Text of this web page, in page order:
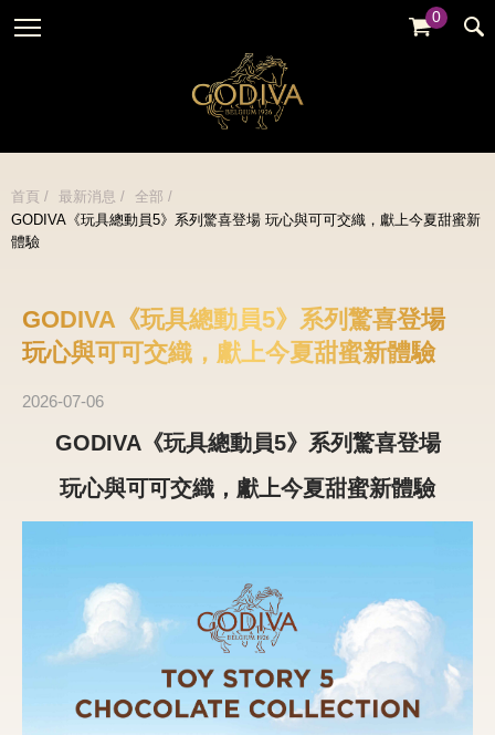
0
全部
全部
金裝禮盒
巧克力珠寶禮盒
百年限定系列
冰享系列
玩具總動員
中秋系列
全部
白巧克力
冰淇淋
Cafe
婚禮系列
GODIVA故事
GODIVA大師團隊
首頁 最新消息
全部
GODIVA《玩具總動員5》系列驚喜登場 玩心與可可交織，獻上今夏甜蜜新
體驗
GODIVA《玩具總動員5》系列驚喜登場
玩心與可可交織，獻上今夏甜蜜新體驗
2026-07-06
GODIVA《玩具總動員5》系列驚喜登場
玩心與可可交織，獻上今夏甜蜜新體驗